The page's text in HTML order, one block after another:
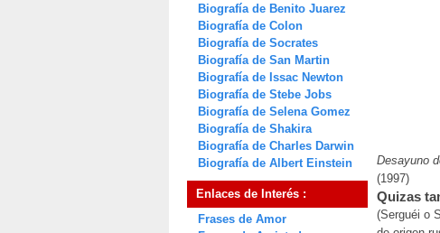
Biografía de Benito Juarez
Biografía de Colon
Biografía de Socrates
Biografía de San Martin
Biografía de Issac Newton
Biografía de Stebe Jobs
Biografía de Selena Gomez
Biografía de Shakira
Biografía de Charles Darwin
Biografía de Albert Einstein
Enlaces de Interés :
Frases de Amor
Desayuno
(1997)
Quizas
(Serguéi o